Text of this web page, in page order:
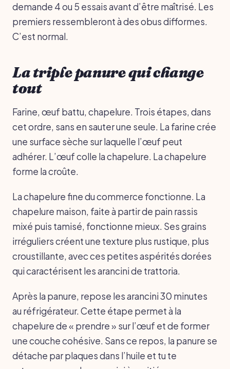
demande 4 ou 5 essais avant d’être maîtrisé. Les
premiers ressembleront à des obus difformes.
C’est normal.
La triple panure qui change
tout
Farine, œuf battu, chapelure. Trois étapes, dans
cet ordre, sans en sauter une seule. La farine crée
une surface sèche sur laquelle l’œuf peut
adhérer. L’œuf colle la chapelure. La chapelure
forme la croûte.
La chapelure fine du commerce fonctionne. La
chapelure maison, faite à partir de pain rassis
mixé puis tamisé, fonctionne mieux. Ses grains
irréguliers créent une texture plus rustique, plus
croustillante, avec ces petites aspérités dorées
qui caractérisent les arancini de trattoria.
Après la panure, repose les arancini 30 minutes
au réfrigérateur. Cette étape permet à la
chapelure de « prendre » sur l’œuf et de former
une couche cohésive. Sans ce repos, la panure se
détache par plaques dans l’huile et tu te